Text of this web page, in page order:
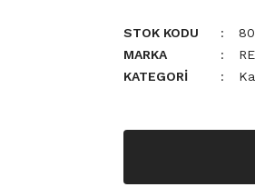
STOK KODU
MARKA
KATEGORI